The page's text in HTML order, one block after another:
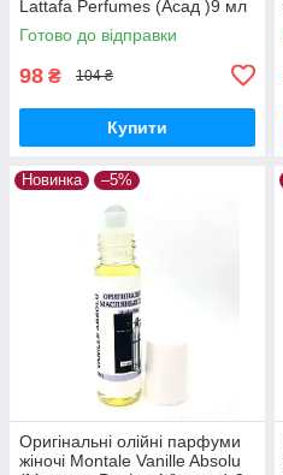
Lattafa Perfumes (Асад )9 мл
Готово до відправки
98 ₴ 104 ₴
Купити
Новинка –5%
Оригінальні олійні парфуми
жіночі Montale Vanille Absolu